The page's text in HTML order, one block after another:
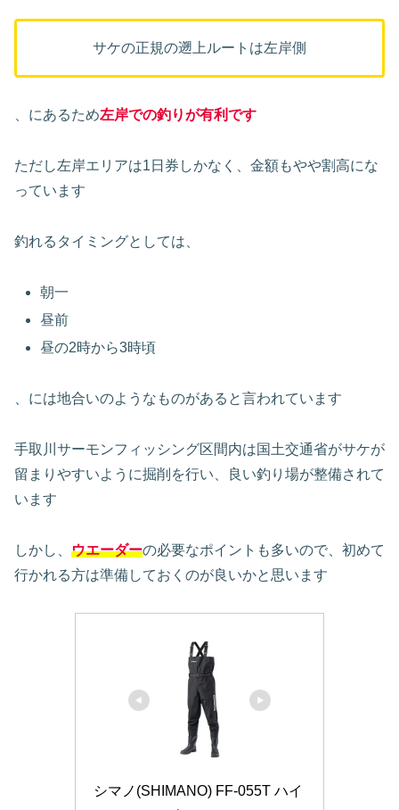
サケの正規の遡上ルートは左岸側
、にあるため左岸での釣りが有利です
ただし左岸エリアは1日券しかなく、金額もやや割高にな
っています
釣れるタイミングとしては、
朝一
昼前
昼の2時から3時頃
、には地合いのようなものがあると言われています
手取川サーモンフィッシング区間内は国土交通省がサケが
留まりやすいように掘削を行い、良い釣り場が整備されて
います
しかし、 ウエーダーの必要なポイントも多いので、初めて
行かれる方は準備しておくのが良いかと思います
シマノ(SHIMANO) FF-055T ハイ